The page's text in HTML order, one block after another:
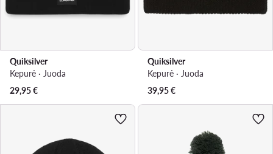
Quiksilver
Kepurė · Juoda
29,95€
Quiksilver
Kepurė · Juoda
39,95€